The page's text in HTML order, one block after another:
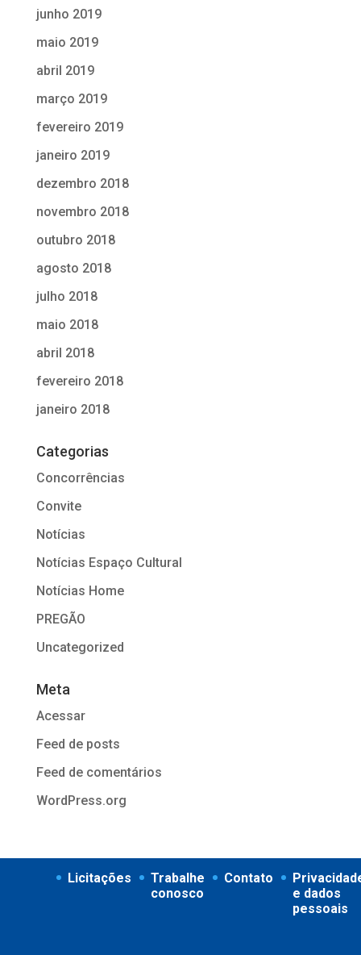
junho 2019
maio 2019
abril 2019
março 2019
fevereiro 2019
janeiro 2019
dezembro 2018
novembro 2018
outubro 2018
agosto 2018
julho 2018
maio 2018
abril 2018
fevereiro 2018
janeiro 2018
Categorias
Concorrências
Convite
Notícias
Notícias Espaço Cultural
Notícias Home
PREGÃO
Uncategorized
Meta
Acessar
Feed de posts
Feed de comentários
WordPress.org
Licitações
Trabalhe
conosco
Contato
e dados
pessoais